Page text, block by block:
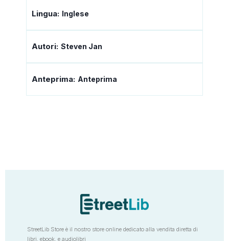
Lingua: Inglese
Autori: Steven Jan
Anteprima: Anteprima
StreetLib Store è il nostro store online dedicato alla vendita diretta di
libri, ebook, e audiolibri